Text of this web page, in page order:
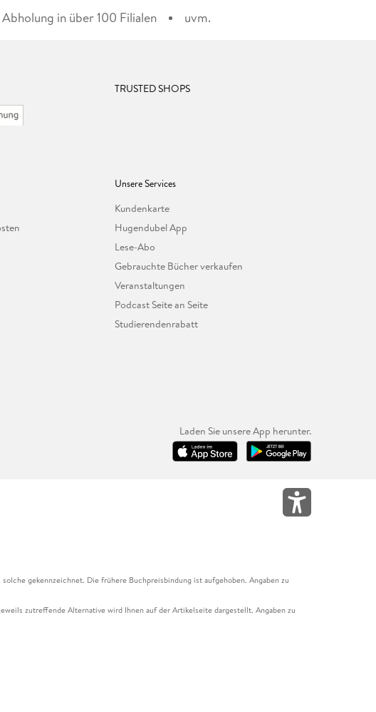
Abholung in über 100 Filialen uvm.
TRUSTED SHOPS
Unsere Services
Kundenkarte
Hugendubel App
Lese-Abo
Gebrauchte Bücher verkaufen
Veranstaltungen
Podcast Seite an Seite
Studierendenrabatt
Laden Sie unsere App herunter.
gekennzeichnet. Die frühere Buchpreisbindung ist aufgehoben. Angaben zu
zutreffende Alternative wird Ihnen auf der Artikelseite dargestellt. Angaben zu